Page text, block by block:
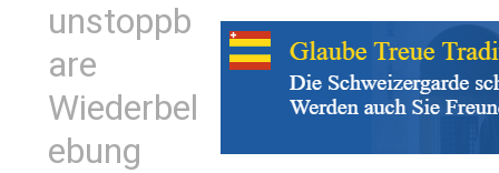
unstoppb
are
Wiederbel
ebung